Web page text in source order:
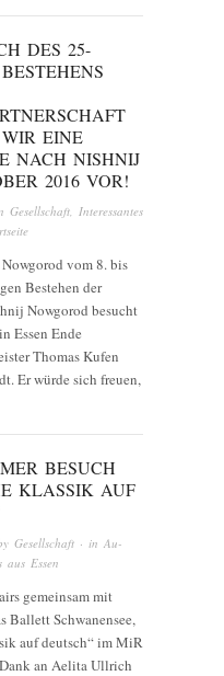
DES 25-
EINE
NACH NISHNIJ
2016 VOR!
Gesellschaft, Interessantes
vom 8. bis
Bestehen der
Nowgorod besucht
Essen Ende
Thomas Kufen
Er würde sich freuen,
BESUCH
KLASSIK AUF
Gesellschaft · inAu-
aus Essen
gemeinsam mit
Ballett Schwanensee,
auf deutsch“ im MiR
an Aelita Ullrich